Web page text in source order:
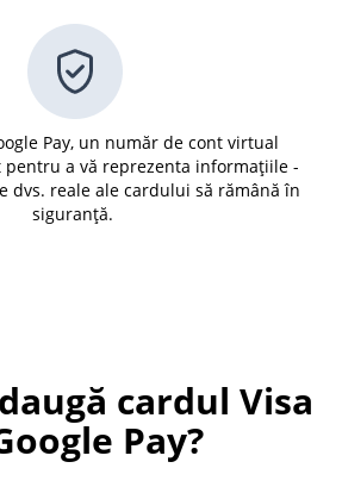
Pay, un număr de cont virtual
a vă reprezenta informațiile -
dvs. reale ale cardului să rămână în
siguranță.
cardul Visa
Pay?